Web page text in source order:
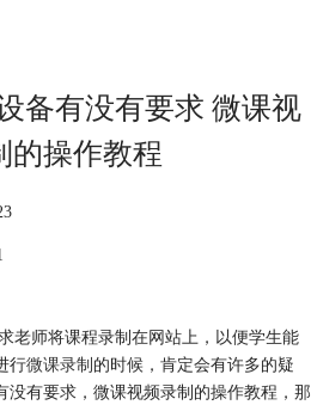
备有没有要求 微课视
的操作教程
老师将课程录制在网站上，以便学生能
行微课录制 的时候，肯定会有许多的疑
没有要求，微课视频录制的操作教程，那